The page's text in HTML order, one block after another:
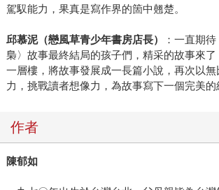
駕馭能力，果真是寫作界的箇中翹楚。
邱慕泥（戀風草青少年書房店長）
：一直期
梟〉故事最終結局的孩子們，精采的故事來了
一層樓，將故事發展成一長篇小說，再次以
力，挑戰讀者想像力，為故事寫下一個完美的
作者
陳郁如